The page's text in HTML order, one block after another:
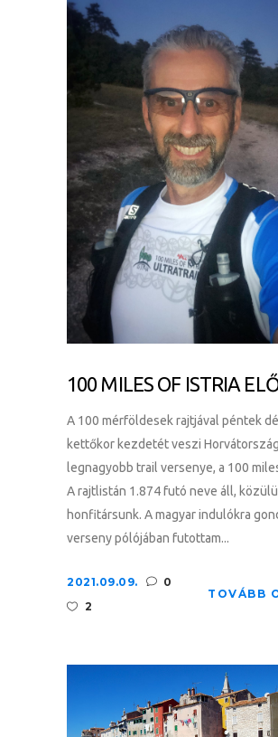
100 MILES OF ISTRIA
A 100 mérföldesek rajtjával péntek
kettőkor kezdetét veszi Horvátország
legnagyobb trail versenye, a 100
A rajtlistán 1.874 futó neve áll,
honfitársunk. A magyar indulókra
verseny pólójában futottam...
2021.09.09.
0
2
TOVÁBB